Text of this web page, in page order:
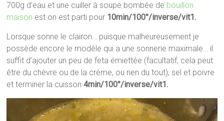
700g d’eau et une cuiller à soupe bombée de bouillon
maison est on est parti pour 10min/100°/inverse/vit1.
Lorsque sonne le clairon… puisque malheureusement je
possède encore le modèle qui a une sonnerie maximale… il
suffit d’ajouter un peu de feta émiettée (facultatif, cela peut
être du chèvre ou de la crème, ou rien du tout), sel et poivre
et terminer la cuisson4min/100°/inverse/vit1.